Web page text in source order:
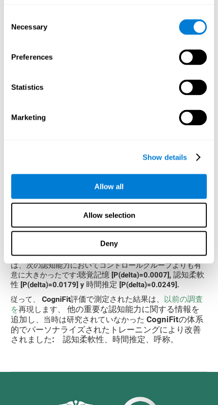
Selection
Necessary
Preferences
Statistics
Marketing
Show details
Allow all
Allow selection
Deny
れました。この評価では、パーソナライズされたCogniFitト
レーニングで
を測定します。
結果と結論
ングセッションに参加して実施しましたが、それらを完
了しなかったため、最終評価を実施しませんでした。
のうち、48人はパーソナライズされたCogniFitトレ
ーニングを実施した実験グループ
41人は一
般的なビデオゲームで介入を実施したコントロール
Cognifitのトレーニングを受けたグループは、8つの認知
能力が大幅に向上したことが観察されました: 短期聴
覚記憶[P=0.0026],目と手の協調性[P<0.0001],全般的記
[P<0.0001],
時間推定 [P=0.0016] y
[P=0.0003]。一方、一般的なビデオゲームを使用したグル
ープでは、2つの認知能力のみが向上しました: 目と手の協
のグル－プもビジュアルスキャンのスコアが大幅に減少し
ました。 [P=0.0811; y P=0.0172, それぞれ]。
一方、トレーニング中にCogniFitを使用した人の改善量
は、次の認知能力においてコントロールグループよりも有
意に大きかったです:聴覚記憶 [P(delta)=0.0007],認知柔軟
性 [P(delta)=0.0179] y 時間推定 [P(delta)=0.0249].
従って、
CogniFit評価で測定された結果は、 以前の調査
を再現します、他の重要な認知能力に関する情報を
追加し 、当時は研究されていなかった CogniFitの体系
的でパーソナライズされたトレーニングにより改善
されました: 認知柔軟性、時間推定、呼称。